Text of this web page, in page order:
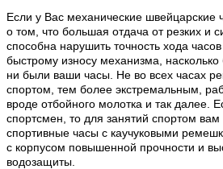
Если у Вас механические швейцарские
о том, что большая отдача от резких и
способна нарушить точность хода
быстрому износу механизма,
ни были ваши часы. Не во всех часах
спортом, тем более экстремальным,
вроде отбойного молотка и так далее.
спортсмен, то для занятий спортом вам
спортивные часы с каучуковыми
с корпусом повышенной прочности и
водозащиты.